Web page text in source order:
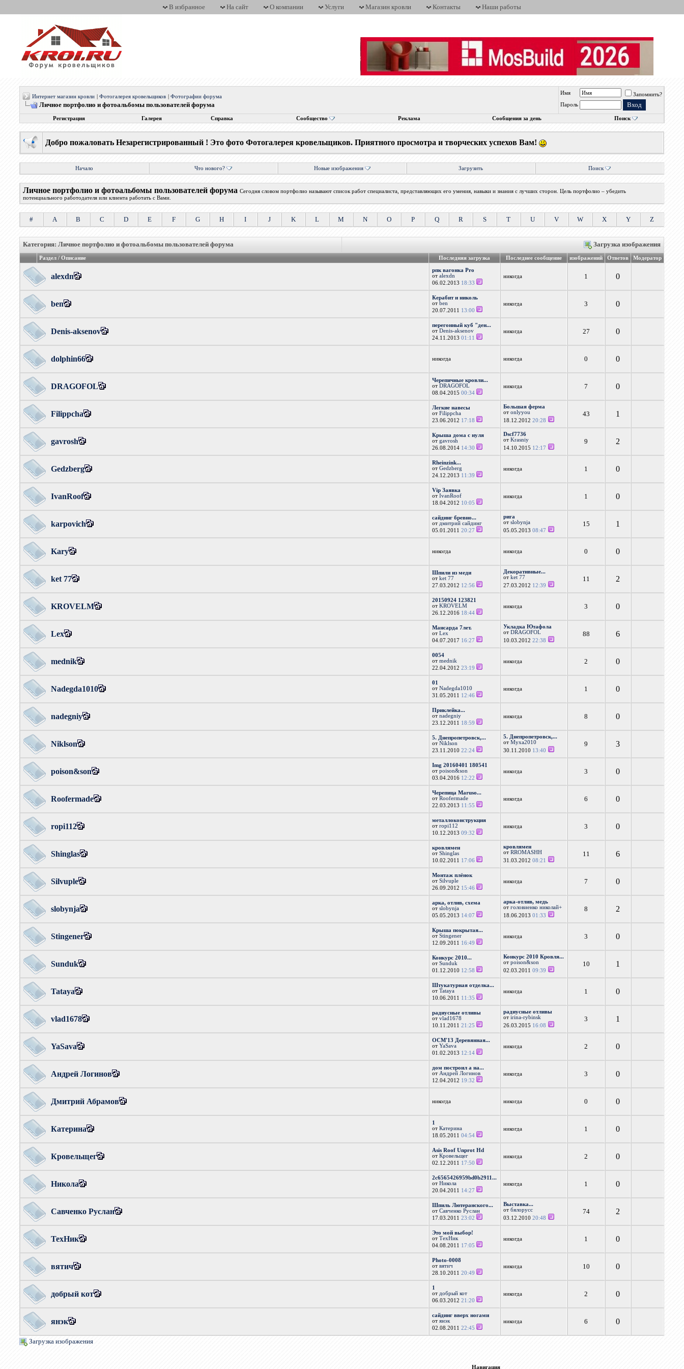
В избранное На сайт О компании Услуги Магазин кровли Контакты Наши работы
Интернет магазин кровли |Фотогалерея кровельщиков |Фотографии форума
Личное портфолио и фотоальбомы пользователей форума
Имя
Запомнить?
Пароль
Регистрация Галерея Справка Сообщество Реклама Сообщения за день Поиск
Добро пожаловать Незарегистрированный ! Это фото Фотогалерея кровельщиков. Приятного просмотра и творческих успехов Вам!
Начало Что нового? Новые изображения Загрузить Поиск
Личное портфолио и фотоальбомы пользователей форума Сегодня словом портфолио называют список работ специалиста, представляющих его умения, навыки и знания с лучших сторон. Цель портфолио – убедить
потенциального работодателя или клиента работать с Вами.
# A B C D E F G H I J K L M N O P Q R S T U V W X Y Z
Категория: Личное портфолио и фотоальбомы пользователей форума Загрузка изображения
Раздел / Описание Последняя загрузка Последнее сообщение изображений Ответов Модератор
alexdn
рпк вагонка Pro
отalexdn
06.02.2013 18:33
никогда 1 0
ben
Керабит и николь
отben
20.07.2011 13:00
никогда 3 0
Denis-aksenov
перегонный куб "ден...
отDenis-aksenov
24.11.201301:11
никогда 27 0
dolphin66 никогда никогда 0 0
DRAGOFOL
Черепичные кровли...
отDRAGOFOL
08.04.201500:34
никогда 7 0
Filippcha
Легкие навесы
отFilippcha
23.06.2012 17:18
Большая ферма
отonlyyou
18.12.201220:28
43 1
gavrosh
Крыша дома с нуля
отgavrosh
26.08.2014 14:30
Dscf7736
отKrasniy
14.10.2015 12:17
9 2
Gedzberg
Rheinzink...
отGedzberg
24.12.2013 11:39
никогда 1 0
IvanRoof
Vip Заявка
отIvanRoof
18.04.2012 10:05
никогда 1 0
karpovich
сайдинг бревно...
от дмитрий сайдинг
05.01.201120:27
рига
отslobynja
05.05.201308:47
15 1
Kary никогда никогда 0 0
ket 77
Шпили из меди
отket 77
27.03.2012 12:56
Декоративные...
отket 77
27.03.2012 12:39
11 2
KROVELM
20150924 123821
отKROVELM
26.12.2016 18:44
никогда 3 0
Lex
Мансарда 7лет.
отLex
04.07.2017 16:27
Укладка Ютафола
отDRAGOFOL
10.03.201222:38
88 6
mednik
0054
отmednik
22.04.201223:19
никогда 2 0
Nadegda1010
01
отNadegda1010
31.05.2011 12:46
никогда 1 0
nadegniy
Приклейка...
отnadegniy
23.12.2011 18:59
никогда 8 0
Niklson
5. Днепропетровск,...
отNiklson
23.11.201022:24
5. Днепропетровск,...
отМуха2010
30.11.2010 13:40
9 3
poison&son
Img 20160401 180541
отpoison&son
03.04.2016 12:22
никогда 3 0
Roofermade
Черепица Maruso...
отRoofermade
22.03.2013 11:55
никогда 6 0
ropi112
металлоконструкция
отropi112
10.12.201309:32
никогда 3 0
Shinglas
кровлямен
отShinglas
10.02.2011 17:06
кровлямен
отRROMASHH
31.03.201208:21
11 6
Silvuple
Монтаж плёнок
отSilvuple
26.09.2012 15:46
никогда 7 0
slobynja
арка, отлив, схема
отslobynja
05.05.2013 14:07
арка-отлив, медь
отголовиенко николай+
18.06.201301:33
8 2
Stingener
Крыша покрытая...
отStingener
12.09.2011 16:49
никогда 3 0
Sunduk
Конкурс 2010...
отSunduk
01.12.2010 12:58
Конкурс 2010 Кровля...
отpoison&son
02.03.201109:39
10 1
Tataya
Штукатурная отделка...
отTataya
10.06.2011 11:35
никогда 1 0
vlad1678
радиусные отливы
отvlad1678
10.11.201121:25
радиусные отливы
отirina-rybinsk
26.03.2015 16:08
3 1
YaSava
ОСМ'13 Деревянная...
отYaSava
01.02.2013 12:14
никогда 2 0
Андрей Логинов
дом построил а на...
от Андрей Логинов
12.04.2012 19:32
никогда 3 0
Дмитрий Абрамов никогда никогда 0 0
Катерина
1
отКатерина
18.05.201104:54
никогда 1 0
Кровельщег
Asis Roof Unprot Hd
отКровельщег
02.12.2011 17:50
никогда 2 0
Никола
2c6565426959bd0b2911...
отНикола
20.04.2011 14:27
никогда 1 0
Савченко Руслан
Шпиль Лютеранского...
отСавченко Руслан
17.03.201123:02
Выставка...
отбялорусс
03.12.201020:48
74 2
ТехНик
Это мой выбор!
отТехНик
04.08.2011 17:05
никогда 1 0
вятич
Photo-0008
отвятич
28.10.201120:49
никогда 10 0
добрый кот
1
от добрый кот
06.03.201221:20
никогда 2 0
янэк
сайдинг вверх ногами
отянэк
02.08.201122:45
никогда 6 0
Загрузка изображения
Навигация